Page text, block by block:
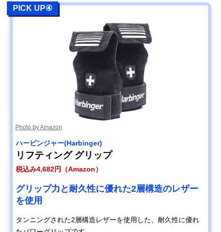
PICK UP④
Photo by Amazon
ハービンジャー(Harbinger)
リフティング グリップ
税込み4,682円（Amazon）
グリップ力と耐久性に優れた2層構造のレザー
を使用
タンニングされた2層構造レザーを使用した、耐久性に優れ